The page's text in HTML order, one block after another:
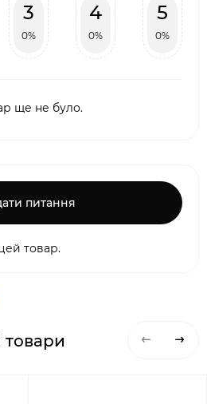
3
0%
4
0%
5
0%
ще не було.
питання
товар.
товари